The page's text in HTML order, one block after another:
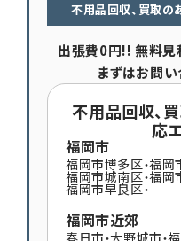
不用品回収、買取の
出張費0円!! 無料見
まずはお問い
不用品回収、
応
福岡市
福岡市博多区・福岡
福岡市城南区・福岡
福岡市早良区・
福岡市近郊